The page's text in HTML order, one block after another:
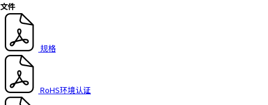
文件
规格
RoHS环境认证